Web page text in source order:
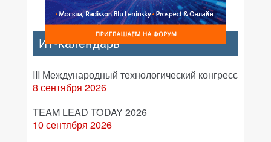
ИТ-календарь
III Международный технологический конгресс
8 сентября 2026
TEAM LEAD TODAY 2026
10 сентября 2026